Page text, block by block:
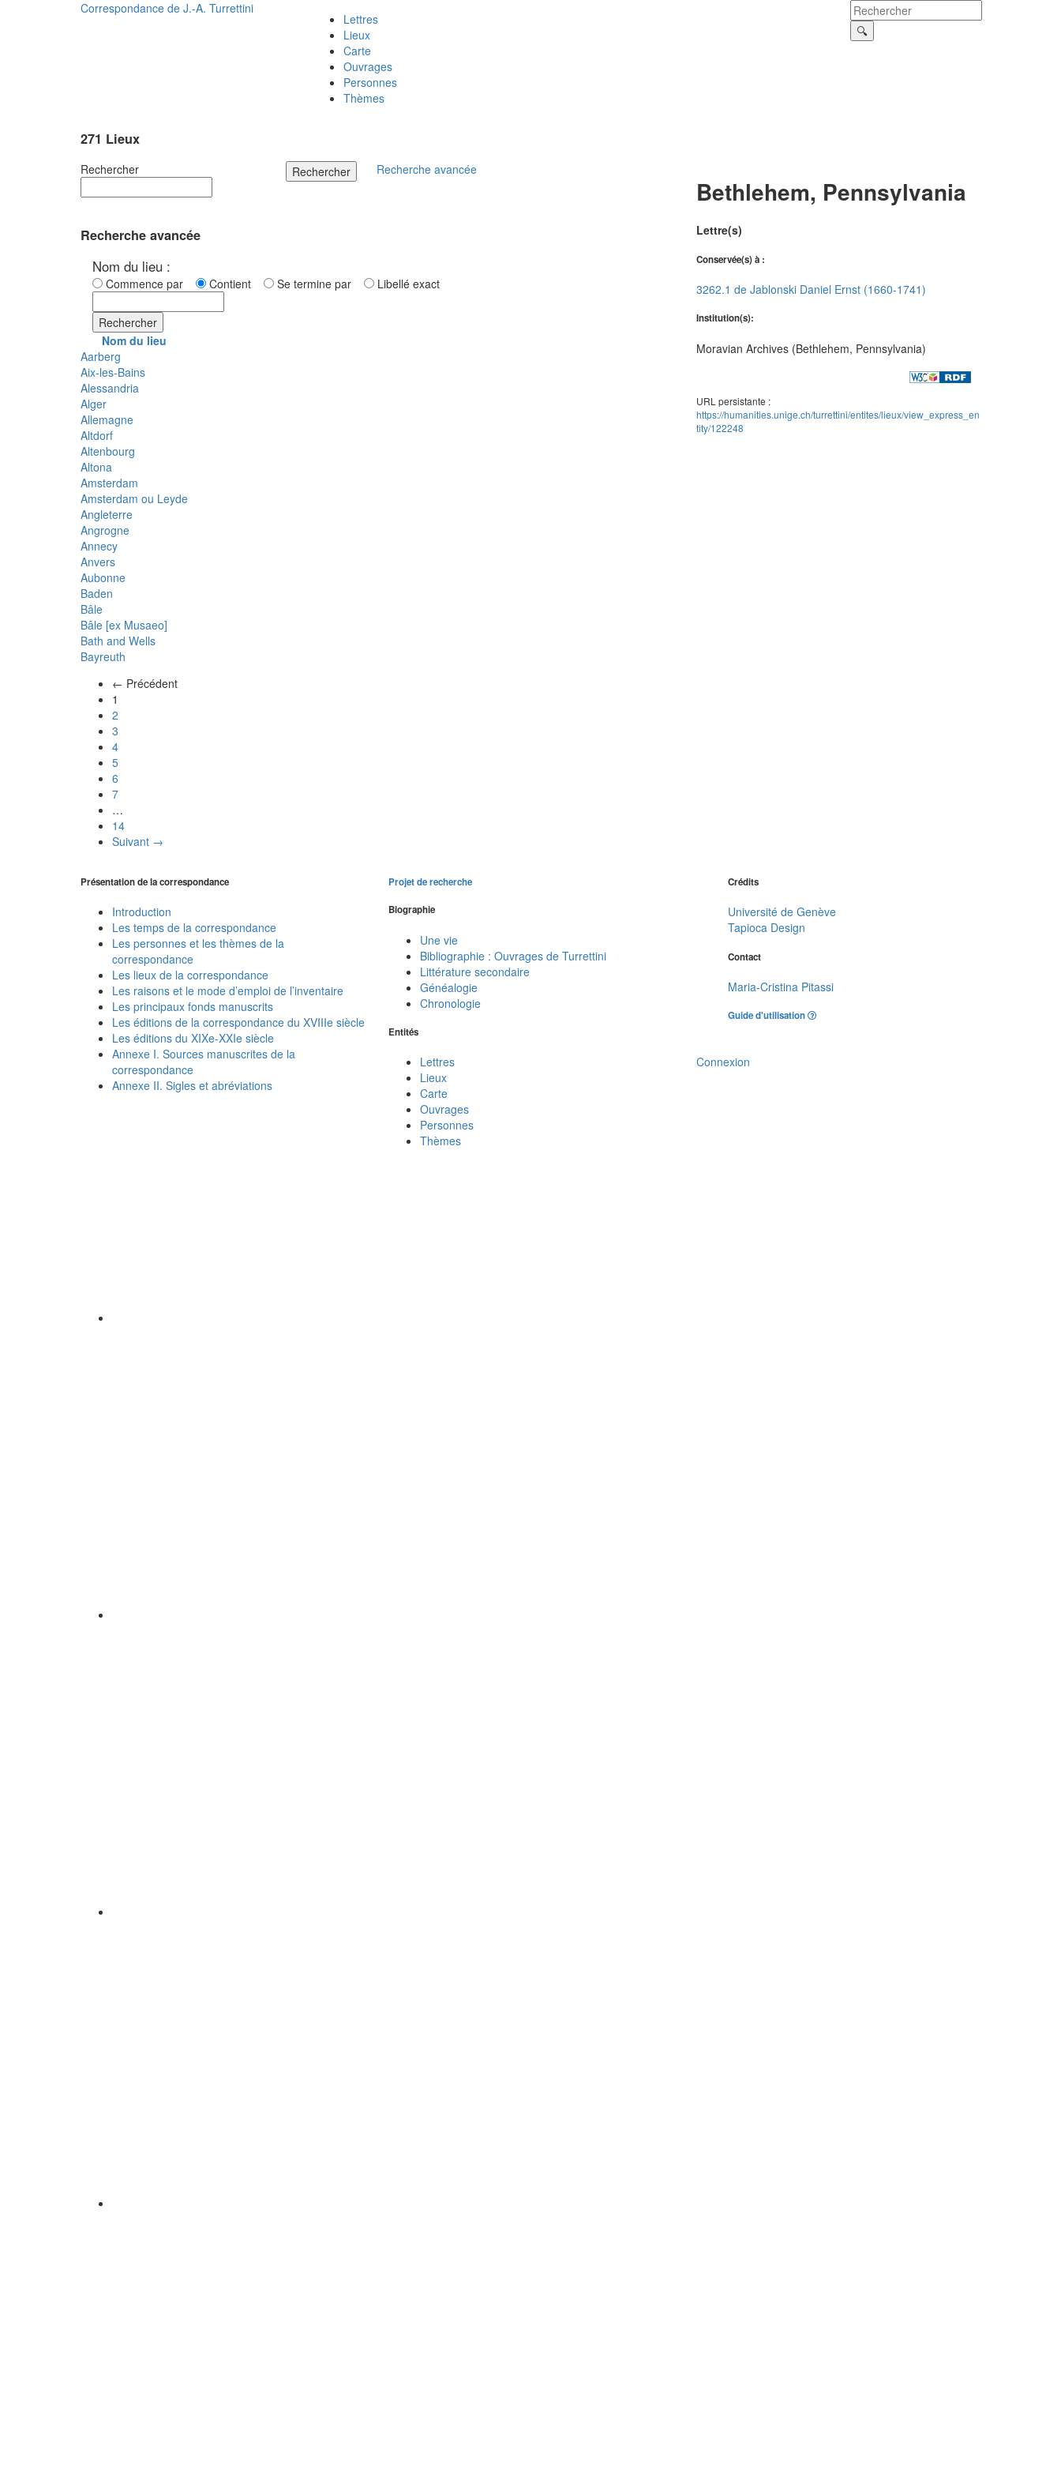
Correspondance de J.-A. Turrettini
Lettres
Lieux
Carte
Ouvrages
Personnes
Thèmes
271 Lieux
Rechercher Rechercher Recherche avancée
Recherche avancée
Nom du lieu :
Commence par Contient Se termine par Libellé exact
Rechercher
Nom du lieu
Aarberg
Aix-les-Bains
Alessandria
Alger
Allemagne
Altdorf
Altenbourg
Altona
Amsterdam
Amsterdam ou Leyde
Angleterre
Angrogne
Annecy
Anvers
Aubonne
Baden
Bâle
Bâle [ex Musaeo]
Bath and Wells
Bayreuth
← Précédent
1
2
3
4
5
6
7
…
14
Suivant →
Bethlehem, Pennsylvania
Lettre(s)
Conservée(s) à :
3262.1 de Jablonski Daniel Ernst (1660-1741)
Institution(s):
Moravian Archives (Bethlehem, Pennsylvania)
URL persistante :
https://humanities.unige.ch/turrettini/entites/lieux/view_express_en
tity/122248
Présentation de la correspondance
Introduction
Les temps de la correspondance
Les personnes et les thèmes de la
correspondance
Les lieux de la correspondance
Les raisons et le mode d’emploi de l’inventaire
Les principaux fonds manuscrits
Les éditions de la correspondance du XVIIIe siècle
Les éditions du XIXe-XXIe siècle
Annexe I. Sources manuscrites de la
correspondance
Annexe II. Sigles et abréviations
Projet de recherche
Biographie
Une vie
Bibliographie : Ouvrages de Turrettini
Littérature secondaire
Généalogie
Chronologie
Entités
Lettres
Lieux
Carte
Ouvrages
Personnes
Thèmes
Crédits
Université de Genève
Tapioca Design
Contact
Maria-Cristina Pitassi
Guide d'utilisation
Connexion